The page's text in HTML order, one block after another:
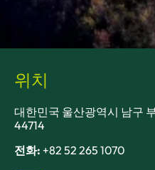
위치
대한민국 울산광역시 남구
44714
전화: +82 52 265 1070